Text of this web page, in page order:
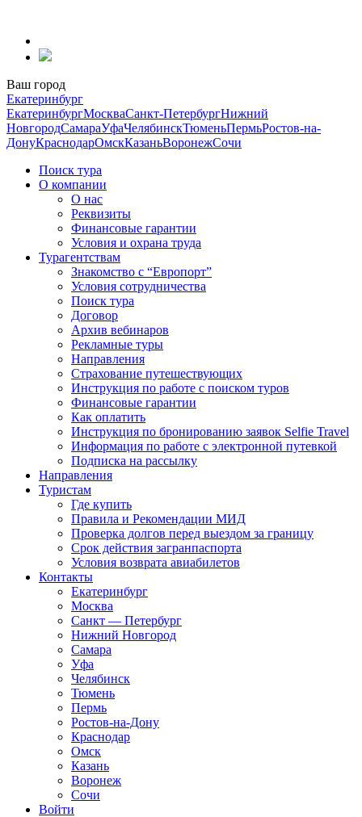
содержанию
Ваш город
Екатеринбург
ЕкатеринбургМоскваСанкт-ПетербургНижний
НовгородСамараУфаЧелябинскТюменьПермьРостов-на-
ДонуКраснодарОмскКазаньВоронежСочи
Поиск тура
О компании
О нас
Реквизиты
Финансовые гарантии
Условия и охрана труда
Турагентствам
Знакомство с “Европорт”
Условия сотрудничества
Поиск тура
Договор
Архив вебинаров
Рекламные туры
Направления
Страхование путешествующих
Инструкция по работе с поиском туров
Финансовые гарантии
Как оплатить
Инструкция по бронированию заявок Selfie Travel
Информация по работе с электронной путевкой
Подписка на рассылку
Направления
Туристам
Где купить
Правила и Рекомендации МИД
Проверка долгов перед выездом за границу
Срок действия загранпаспорта
Условия возврата авиабилетов
Контакты
Екатеринбург
Москва
Санкт — Петербург
Нижний Новгород
Самара
Уфа
Челябинск
Тюмень
Пермь
Ростов-на-Дону
Краснодар
Омск
Казань
Воронеж
Сочи
Войти